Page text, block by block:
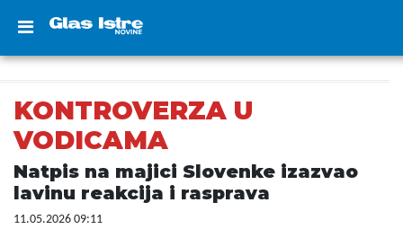
KONTROVERZA U
VODICAMA
Natpis na majici Slovenke izazvao
lavinu reakcija i rasprava
11.05.2026 09:11